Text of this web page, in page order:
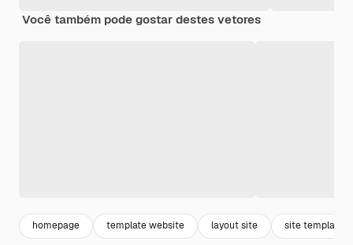
Você também pode gostar destes vetores
homepage template website layout site site template